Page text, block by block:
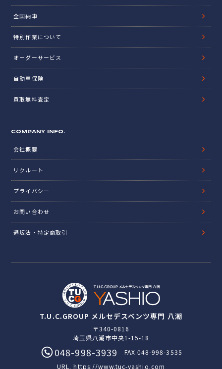
全国納車
特別作業について
オーダーサービス
自動車保険
買取無料査定
COMPANY INFO.
会社概要
リクルート
プライバシー
お問い合わせ
通販法・特定商取引
T.U.C.GROUP メルセデスベンツ専門 八潮
〒340-0816
埼玉県八潮市中央1-15-18
048-998-3939
FAX.048-998-3535
URL.https://www.tuc-yashio.com